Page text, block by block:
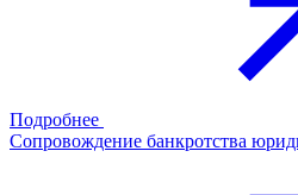
Подробнее
Сопровождение банкротства